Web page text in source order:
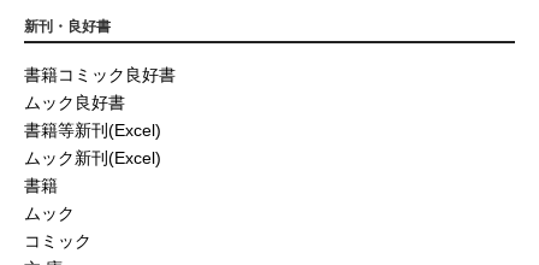
新刊・良好書
書籍コミック良好書
ムック良好書
書籍等新刊(Excel)
ムック新刊(Excel)
書籍
ムック
コミック